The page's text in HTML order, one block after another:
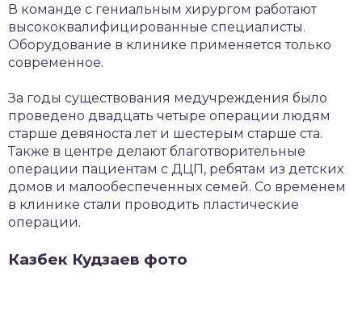
В команде с гениальным хирургом работают
высококвалифицированные специалисты.
Оборудование в клинике применяется только
современное.
За годы существования медучреждения было
проведено двадцать четыре операции людям
старше девяноста лет и шестерым старше ста.
Также в центре делают благотворительные
операции пациентам с ДЦП, ребятам из детских
домов и малообеспеченных семей. Со временем
в клинике стали проводить пластические
операции.
Казбек Кудзаев фото